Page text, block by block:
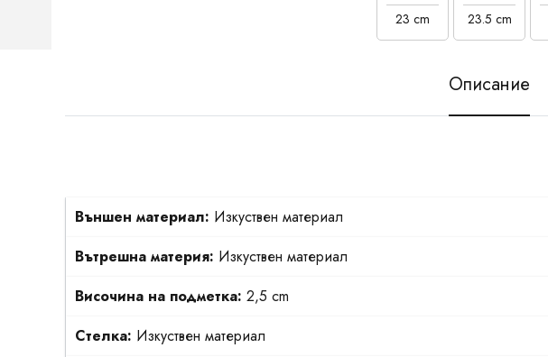
23 cm
23.5 cm
Описание
Външен материал: Изкуствен материал
Вътрешна материя: Изкуствен материал
Височина на подметка: 2,5 cm
Стелка: Изкуствен материал